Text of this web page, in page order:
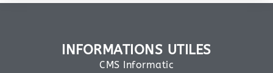
INFORMATIONS UTILES
CMS Informatic